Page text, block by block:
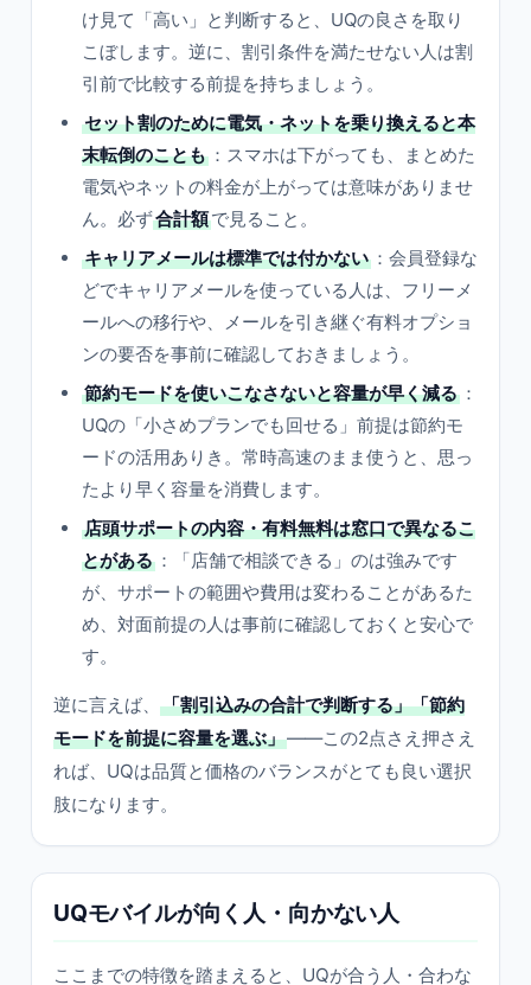
け見て「高い」と判断すると、UQの良さを取り
こぼします。逆に、割引条件を満たせない人は割
引前で比較する前提を持ちましょう。
セット割のために電気・ネットを乗り換えると本
末転倒のことも ：スマホは下がっても、まとめた
電気やネットの料金が上がっては意味がありませ
ん。必ず合計額で見ること。
キャリアメールは標準では付かない ：会員登録な
どでキャリアメールを使っている人は、フリーメ
ールへの移行や、メールを引き継ぐ有料オプショ
ンの要否を事前に確認しておきましょう。
節約モードを使いこなさないと容量が早く減る ：
UQの「小さめプランでも回せる」前提は節約モ
ードの活用ありき。常時高速のまま使うと、思っ
たより早く容量を消費します。
店頭サポートの内容・有料無料は窓口で異なるこ
とがある ：「店舗で相談できる」のは強みです
が、サポートの範囲や費用は変わることがあるた
め、対面前提の人は事前に確認しておくと安心で
す。
逆に言えば、
「割引込みの合計で判断する」「節約
モードを前提に容量を選ぶ」――この2点さえ押さえ
れば、UQは品質と価格のバランスがとても良い選択
肢になります。
UQモバイルが向く人・向かない人
ここまでの特徴を踏まえると、UQが合う人・合わな